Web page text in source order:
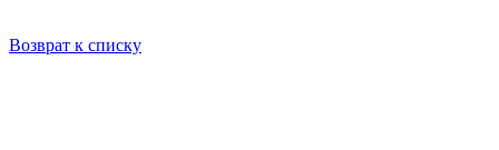
Возврат к списку